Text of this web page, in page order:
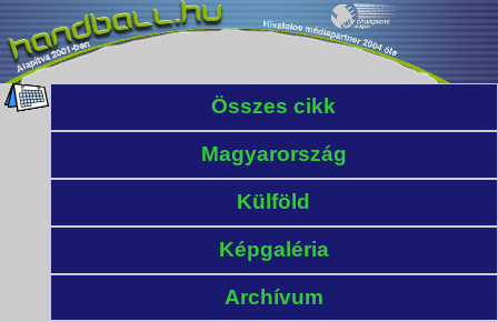
Összes cikk
Magyarország
Külföld
Képgaléria
Archívum